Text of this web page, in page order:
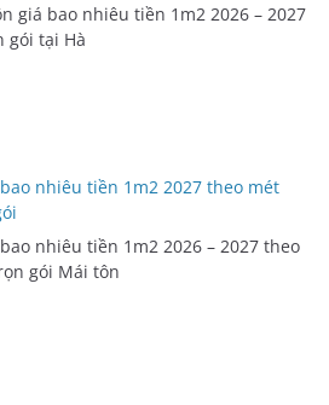
giá bao nhiêu tiền 1m2 2026 – 2027
gói tại Hà
nhiêu tiền 1m2 2027 theo mét
nhiêu tiền 1m2 2026 – 2027 theo
gói Mái tôn